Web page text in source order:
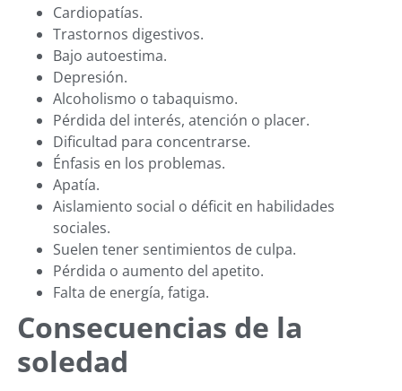
Cardiopatías.
Trastornos digestivos.
Bajo autoestima.
Depresión.
Alcoholismo o tabaquismo.
Pérdida del interés, atención o placer.
Dificultad para concentrarse.
Énfasis en los problemas.
Apatía.
Aislamiento social o déficit en habilidades
sociales.
Suelen tener sentimientos de culpa.
Pérdida o aumento del apetito.
Falta de energía, fatiga.
Consecuencias de la
soledad